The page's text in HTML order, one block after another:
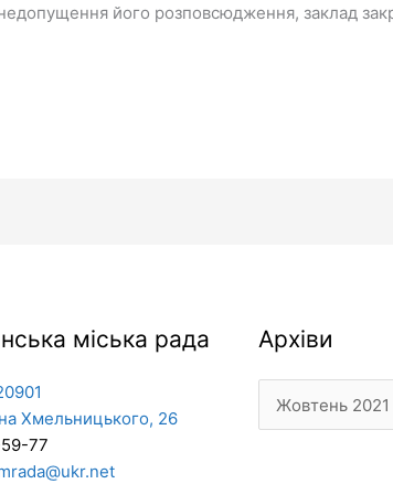
його розповсюдження, заклад
міська рада
Хмельницького, 26
77
Архіви
Архіви